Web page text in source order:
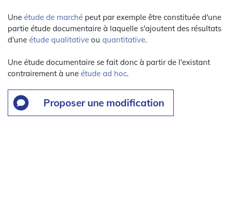
Une étude de marché peut par exemple être constituée d'une
partie étude documentaire à laquelle s'ajoutent des résultats
d'une étude qualitative ou quantitative.
Une étude documentaire se fait donc à partir de l'existant
contrairement à une étude ad hoc.
Proposer une modification